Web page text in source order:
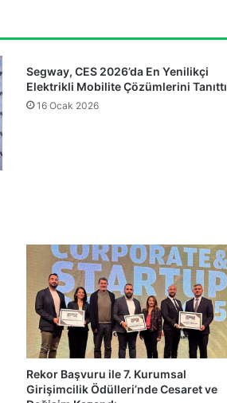
Segway, CES 2026’da En Yenilikçi
Elektrikli Mobilite Çözümlerini Tanıttı
16 Ocak 2026
Rekor Başvuru ile 7. Kurumsal
Girişimcilik Ödülleri’nde Cesaret ve